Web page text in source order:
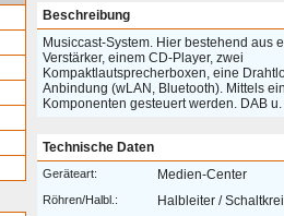
Beschreibung
Musiccast-System. Hier bestehend aus
Verstärker, einem CD-Player, zwei
Kompaktlautsprecherboxen, eine
Anbindung (wLAN, Bluetooth). Mittels
Komponenten gesteuert werden. DAB u.
Technische Daten
Geräteart: Medien-Center
Röhren/Halbl.: Halbleiter /